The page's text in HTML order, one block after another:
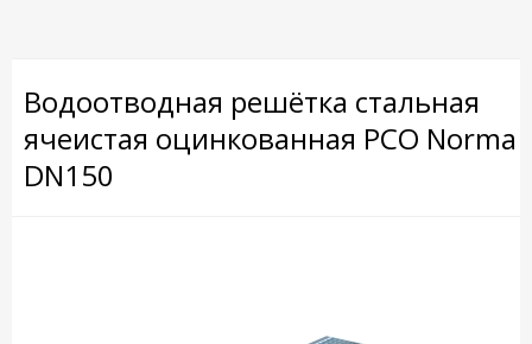
Водоотводная решётка стальная
ячеистая оцинкованная РСО Norma
DN150